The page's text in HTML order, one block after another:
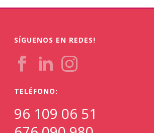
SÍGUENOS EN REDES!
TELÉFONO:
96 109 06 51